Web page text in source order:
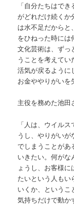
「自分たちはで
がどれだけ続くか
は水不足だからと
をひねった時には
文化芸術は、ずっ
うことを考えて
活気が戻るように
お金ややりがいを
主役を務めた池田
「人は、ウイル
うし、やりがい
でしまうことがあ
いきたい。何がな
ょうし、お客様
たいという人もい
いくか、というこ
気持ちだけで動か